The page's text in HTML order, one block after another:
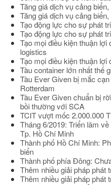
Tăng giá dịch vụ cảng
Tăng giá dịch vụ cảng
Tạo động lực cho sự phát
Tạo động lực cho sự phát
Tạo mọi điều kiện thuận lợi
logistics
Tạo mọi điều kiện thuận lợi
Tàu container lớn nhất thế
Tàu Ever Given bị mắc
Rotterdam
Tàu Ever Given chuẩn bị
bồi thường với SCA
TCIT vượt mốc 2.000.000
Tháng 6/2019: Triển lãm
Tp. Hồ Chí Minh
Thành phố Hồ Chí Minh:
biển
Thành phố phía Đông:
Thêm nhiều giải pháp phát
Thêm nhiều giải pháp phát